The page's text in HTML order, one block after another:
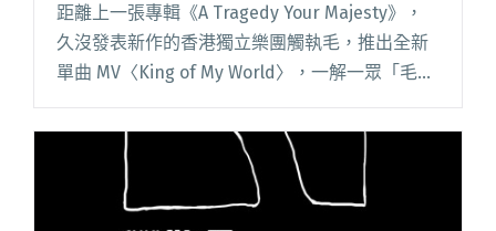
距離上一張專輯《A Tragedy Your Majesty》，
久沒發表新作的香港獨立樂團觸執毛，推出全新
單曲 MV〈King of My World〉，一解一眾「毛
歷盡高低起伏，自 2005 年閱讀全文 "願你的國降
臨！觸執毛新歌〈King of My World〉"